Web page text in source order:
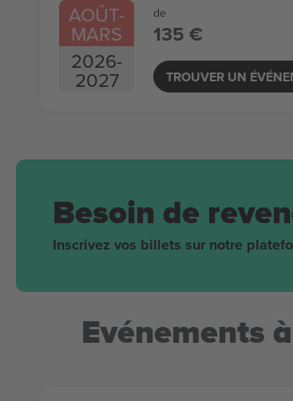
AOÛT-
MARS
2026-
2027
de
135 €
TROUVER UN
Besoin de
Inscrivez vos billets sur notre
Evénements